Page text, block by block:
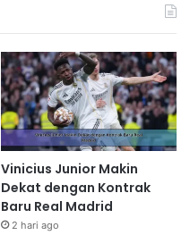
Vinicius Junior Makin
Dekat dengan Kontrak
Baru Real Madrid
2 hari ago